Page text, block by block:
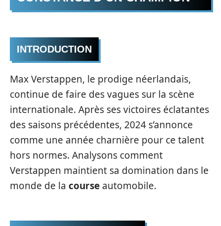
INTRODUCTION
Max Verstappen, le prodige néerlandais,
continue de faire des vagues sur la scène
internationale. Après ses victoires éclatantes
des saisons précédentes, 2024 s’annonce
comme une année charnière pour ce talent
hors normes. Analysons comment
Verstappen maintient sa domination dans le
monde de la course automobile.